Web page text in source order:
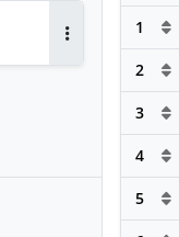
Antworten
1
2
3
4
5